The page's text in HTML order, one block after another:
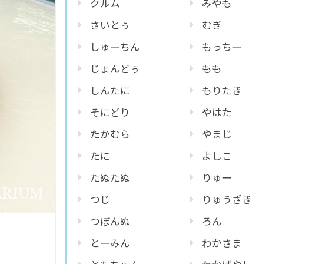
クルム
さいとぅ
しゅーちん
じょんどぅ
しんたに
そにどり
たかむら
たに
たぬたぬ
つじ
つぼんぬ
とーみん
みやも
むぎ
もっちー
もも
もりたき
やはた
やまじ
よしこ
りゅー
りゅうざき
ろん
わかさま